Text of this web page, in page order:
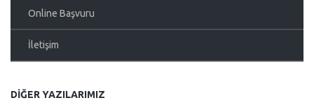
Online Başvuru
İletişim
DIĞER YAZILARIMIZ